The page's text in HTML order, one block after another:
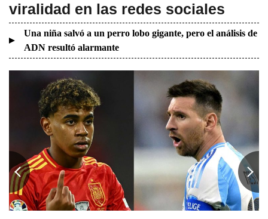
viralidad en las redes sociales
Una niña salvó a un perro lobo gigante, pero el análisis de
ADN resultó alarmante